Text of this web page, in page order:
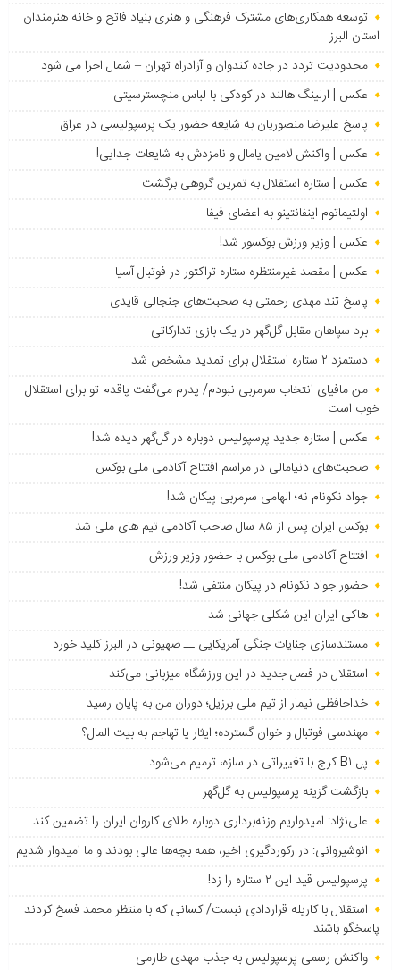
توسعه همکاری‌های مشترک فرهنگی و هنری بنیاد فاتح و خانه هنرمندان
استان البرز
محدودیت تردد در جاده کندوان و آزادراه تهران – شمال اجرا می شود
عکس | ارلینگ هالند در کودکی با لباس منچسترسیتی
پاسخ علیرضا منصوریان به شایعه حضور یک پرسپولیسی در عراق
عکس | واکنش لامین یامال و نامزدش به شایعات جدایی!
عکس | ستاره استقلال به تمرین گروهی برگشت
اولتیماتوم اینفانتینو به اعضای فیفا
عکس | وزیر ورزش بوکسور شد!
عکس | مقصد غیرمنتظره ستاره تراکتور در فوتبال آسیا
پاسخ تند مهدی رحمتی به صحبت‌های جنجالی قایدی
برد سپاهان مقابل گل‌گهر در یک بازی تدارکاتی
دستمزد ۲ ستاره استقلال برای تمدید مشخص شد
من مافیای انتخاب سرمربی نبودم/ پدرم می‌گفت پاقدم تو برای استقلال
خوب است
عکس | ستاره جدید پرسپولیس دوباره در گل‌گهر دیده شد!
صحبت‌های دنیامالی در مراسم افتتاح آکادمی ملی بوکس
جواد نکونام نه؛ الهامی سرمربی پیکان شد!
بوکس ایران پس از ۸۵ سال صاحب آکادمی تیم های ملی شد
افتتاح آکادمی ملی بوکس با حضور وزیر ورزش
حضور جواد نکونام در پیکان منتفی شد!
هاکی ایران این شکلی جهانی شد
مستندسازی جنایات جنگی آمریکایی ــ صهیونی در البرز کلید خورد
استقلال در فصل جدید در این ورزشگاه میزبانی می‌کند
خداحافظی نیمار از تیم ملی برزیل؛ دوران من به پایان رسید
مهندسی فوتبال و خوان گسترده؛ ایثار یا تهاجم به بیت المال؟
پل B۱ کرج با تغییراتی در سازه، ترمیم می‌شود
بازگشت گزینه پرسپولیس به ‌گل‌گهر
علی‌نژاد: امیدواریم وزنه‌برداری دوباره طلای کاروان ایران را تضمین کند
انوشیروانی: در رکوردگیری اخیر، همه بچه‌ها عالی بودند و ما امیدوار شدیم
پرسپولیس قید این ۲ ستاره را زد!
استقلال با کاریله قراردادی نبست/ کسانی که با منتظر محمد فسخ کردند
پاسخگو باشند
واکنش رسمی پرسپولیس به جذب مهدی طارمی